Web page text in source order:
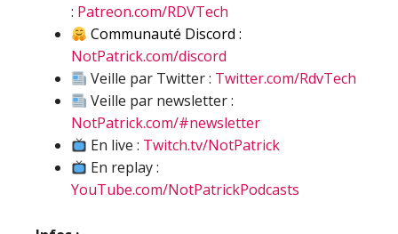
: Patreon.com/RDVTech
Communauté Discord :
NotPatrick.com/discord
Veille par Twitter : Twitter.com/RdvTech
Veille par newsletter :
NotPatrick.com/#newsletter
En live : Twitch.tv/NotPatrick
En replay :
YouTube.com/NotPatrickPodcasts